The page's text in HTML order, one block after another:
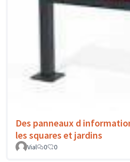
Des panneaux d
les squares et jardins
Vial
0 0